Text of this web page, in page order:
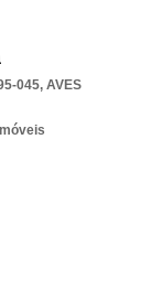
045, AVES